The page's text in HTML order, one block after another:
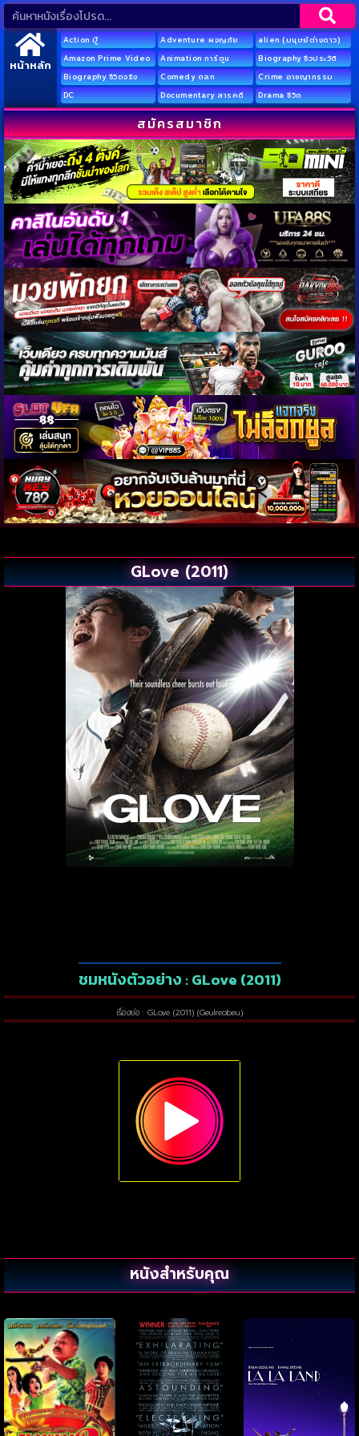
หน้าหลัก
Action บู๊ Adventure ผจญภัย
alien (มนุษย์ต่างดาว)
Amazon Prime Video
Animation การ์ตูน
Biography ชีวประวัติ
Biography ชีวิตจริง
Comedy ตลก
Crime อาชญากรรม
DC
Documentary สารคดี Drama ชีวิต
สมัครสมาชิก
GLove (2011)
ชมหนังตัวอย่าง : GLove (2011)
เรื่องย่อ : GLove (2011) (Geulreobeu)
หนังสำหรับคุณ